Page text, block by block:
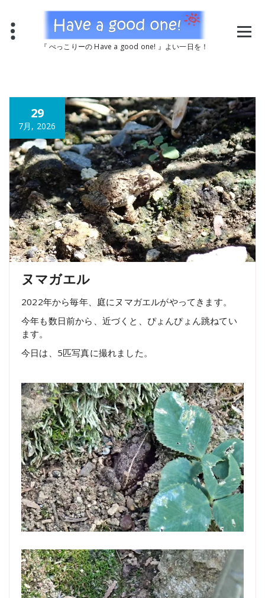
『 ぺっこりーの Have a good one! 』よい一日を！
29
7月, 2026
ヌマガエル
2022年から毎年、庭にヌマガエルがやってきます。
今年も数日前から、近づくと、ぴょんぴょん跳ねてい
ます。
今日は、5匹写真に撮れました。